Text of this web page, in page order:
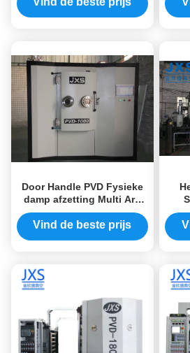
Door Handle PVD Fysieke
damp afzetting Multi Arc
Ion Watch And Tool
Vacuum Coating Machine
Vind de beste prijs